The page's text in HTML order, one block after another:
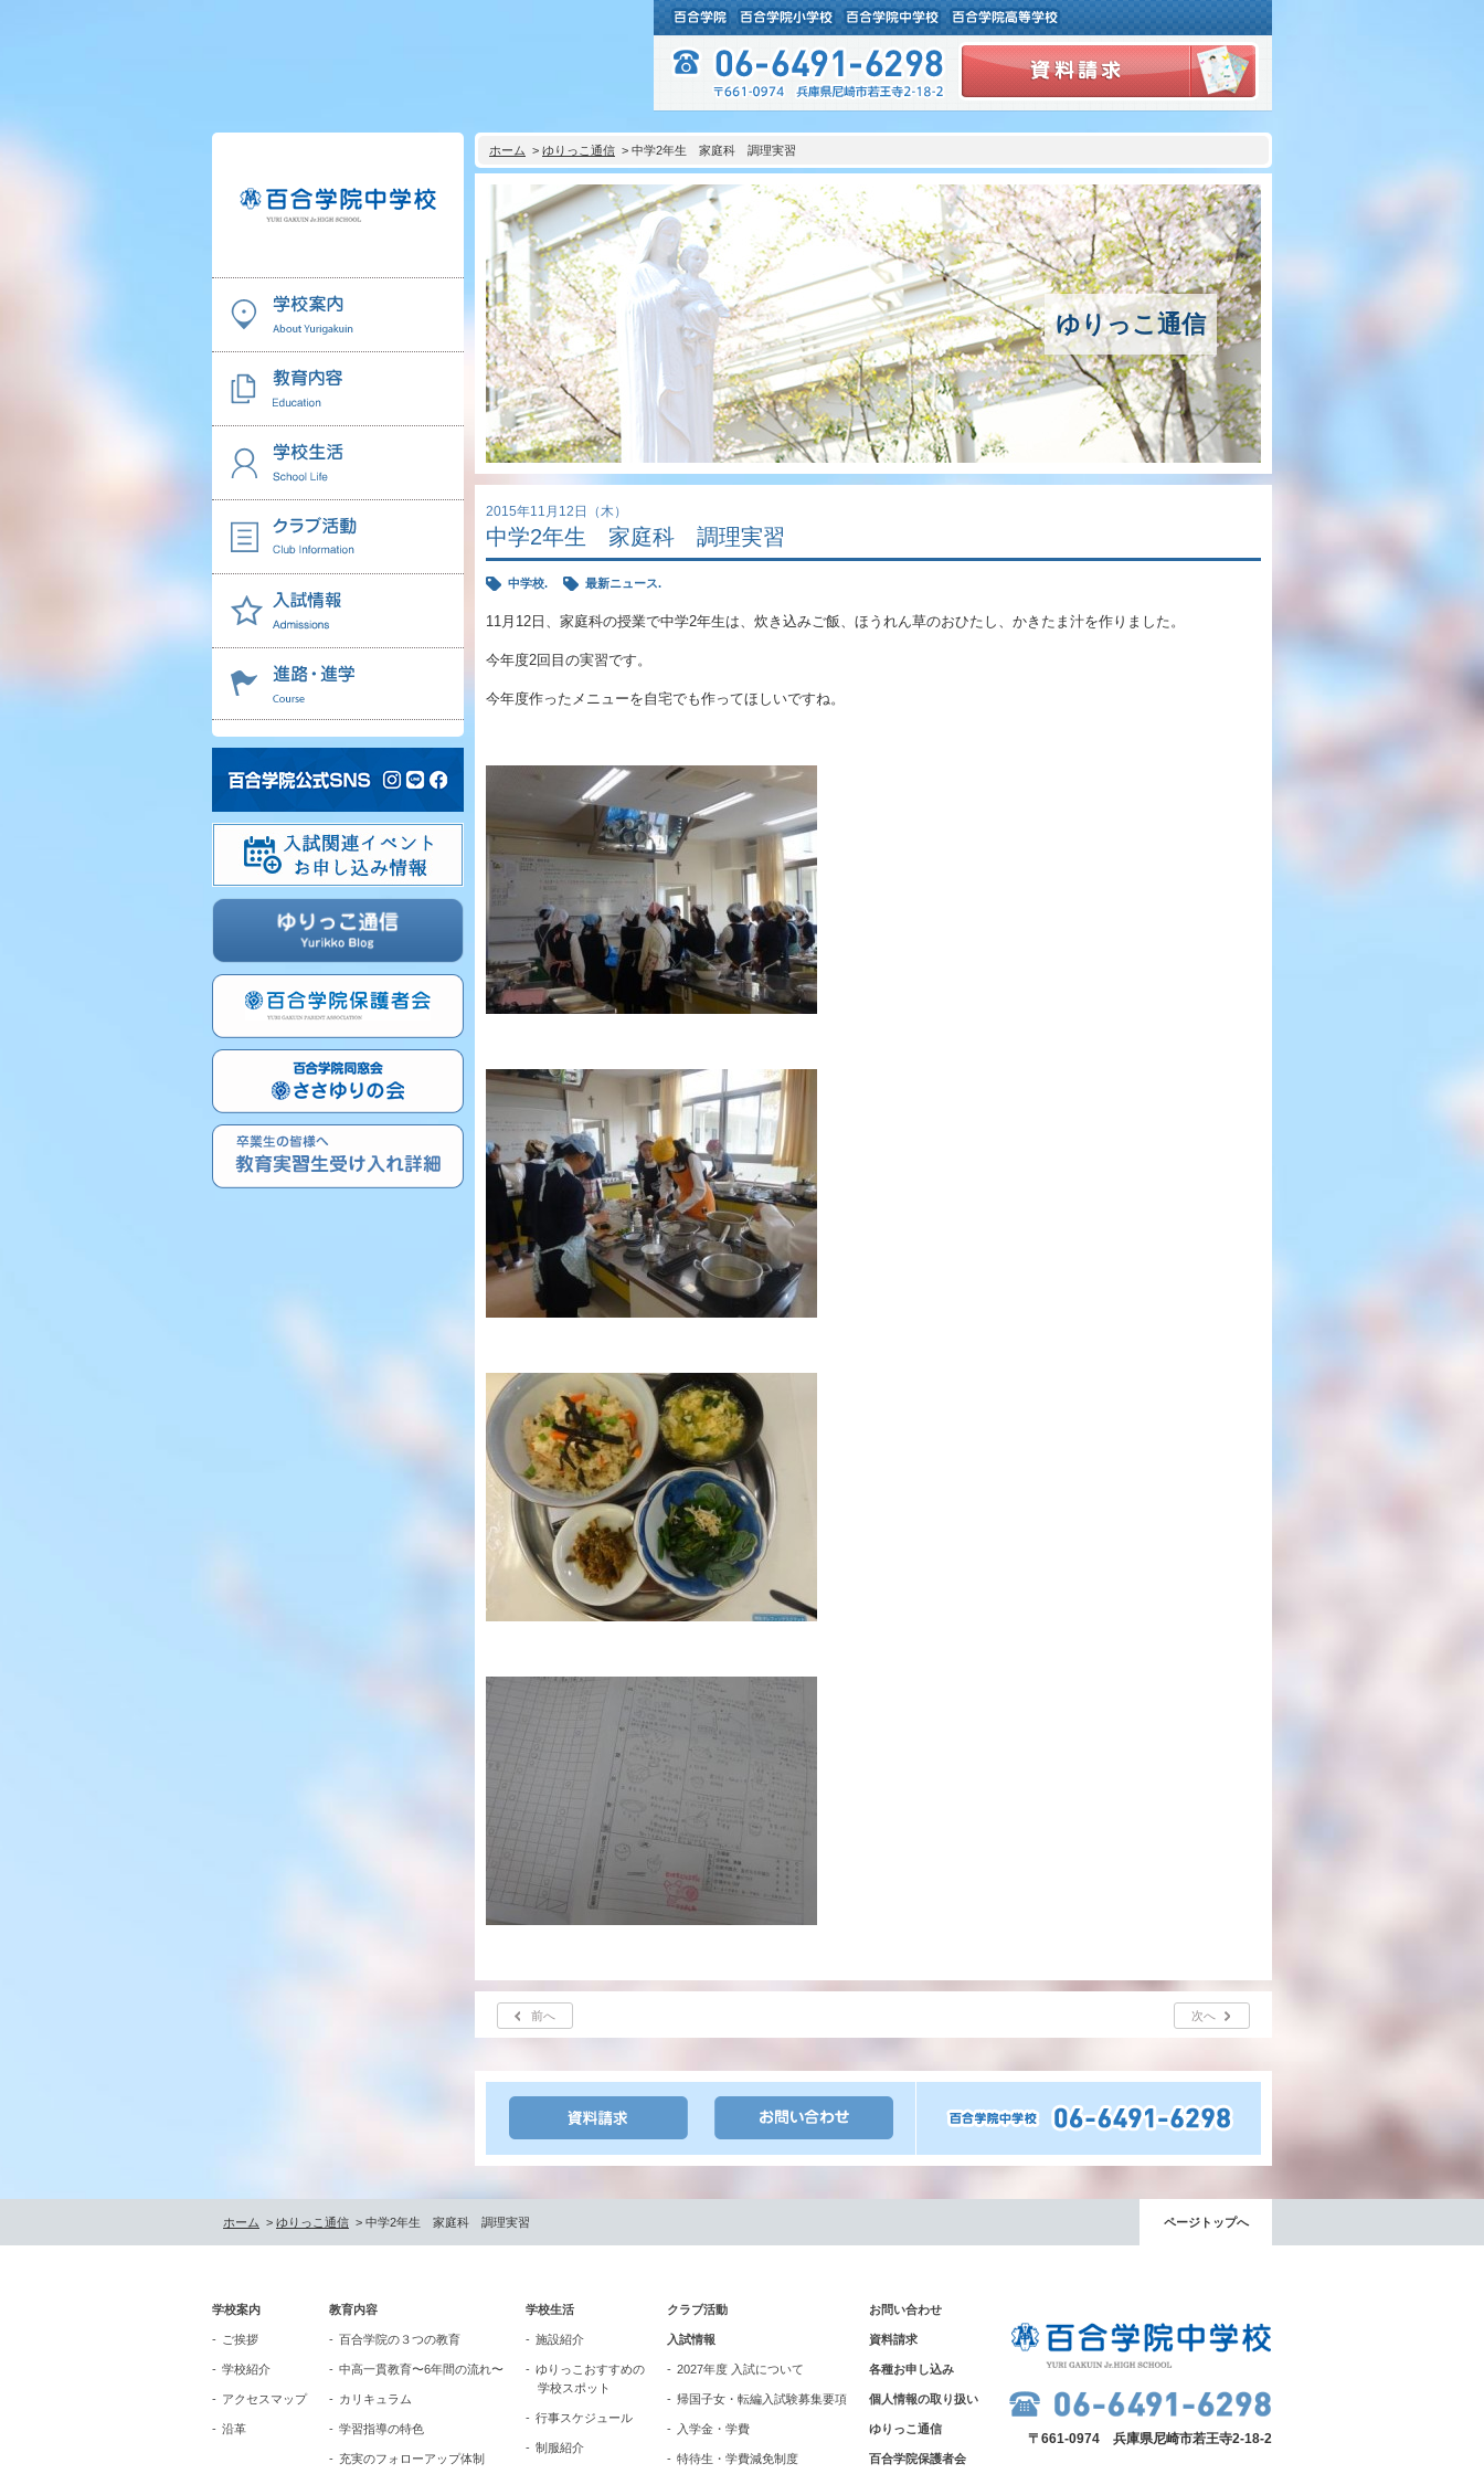
ホーム > ゆりっこ通信 > 中学2年生 家庭科 調理実習
ゆりっこ通信
2015年11月12日（木）
中学2年生 家庭科 調理実習
中学校. 最新ニュース.
11月12日、家庭科の授業で中学2年生は、炊き込みご飯、ほうれん草のおひたし、かきたま汁を作りました。
今年度2回目の実習です。
今年度作ったメニューを自宅でも作ってほしいですね。
前へ 次へ
ホーム > ゆりっこ通信 > 中学2年生 家庭科 調理実習 ページトップへ
学校案内
ご挨拶
学校紹介
アクセスマップ
沿革
教育内容
百合学院の３つの教育
中高一貫教育〜6年間の流れ〜
カリキュラム
学習指導の特色
充実のフォローアップ体制
学校生活
施設紹介
ゆりっこおすすめの
学校スポット
行事スケジュール
制服紹介
クラブ活動
入試情報
2027年度 入試について
帰国子女・転編入試験募集要項
入学金・学費
特待生・学費減免制度
お問い合わせ
資料請求
各種お申し込み
個人情報の取り扱い
ゆりっこ通信
百合学院保護者会
〒661-0974 兵庫県尼崎市若王寺2-18-2
ご挨拶
アクセスマップ
沿革
百合学院の３つの教育
中高一貫教育〜6年間の流れ〜
カリキュラム
学習指導の特色